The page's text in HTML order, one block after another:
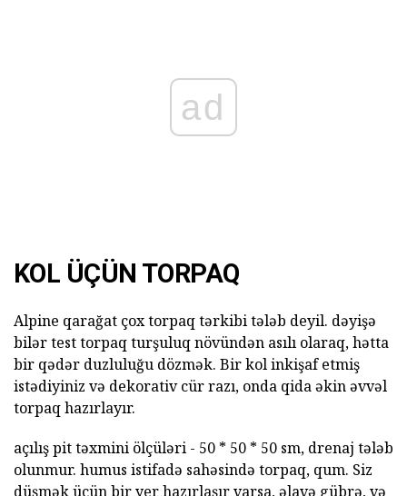
ad
KOL ÜÇÜN TORPAQ
Alpine qarağat çox torpaq tərkibi tələb deyil. dəyişə
bilər test torpaq turşuluq növündən asılı olaraq, hətta
bir qədər duzluluğu dözmək. Bir kol inkişaf etmiş
istədiyiniz və dekorativ cür razı, onda qida əkin əvvəl
torpaq hazırlayır.
açılış pit təxmini ölçüləri - 50 * 50 * 50 sm, drenaj tələb
olunmur. humus istifadə sahəsində torpaq, qum. Siz
düşmək üçün bir yer hazırlaşır varsa, əlavə gübrə,və